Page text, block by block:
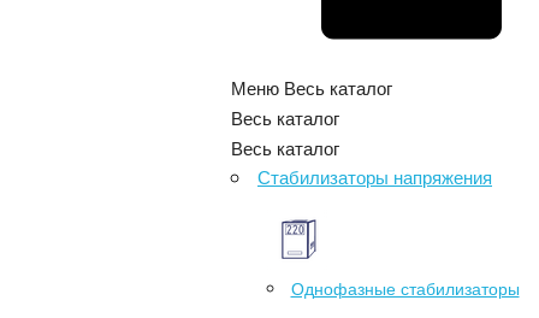
Меню Весь каталог
Весь каталог
Весь каталог
Стабилизаторы напряжения
Однофазные стабилизаторы